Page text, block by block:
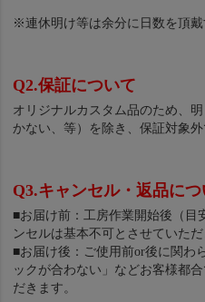
※連休明け等は余分に日数を頂戴
Q2.保証について
オリジナルカスタム品のため、
かない、等）を除き、保証対象外
Q3.キャンセル・返品につ
■お届け前：工房作業開始後（目
ンセルは基本不可とさせていただ
■お届け後：ご使用前or後に関わ
ックが合わない」などお客様都
だきます。